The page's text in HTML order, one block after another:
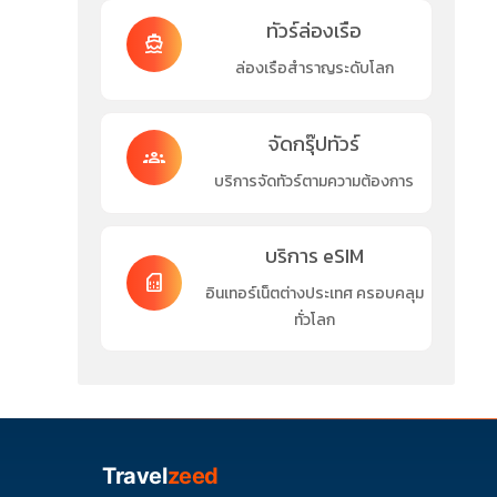
directions_boat ทัวร์ล่องเรือ
ล่องเรือสำราญระดับโลก
groups จัดกรุ๊ปทัวร์
บริการจัดทัวร์ตามความต้องการ
sim_card
บริการ eSIM
อินเทอร์เน็ตต่างประเทศ ครอบคลุม
ทั่วโลก
Travelzeed